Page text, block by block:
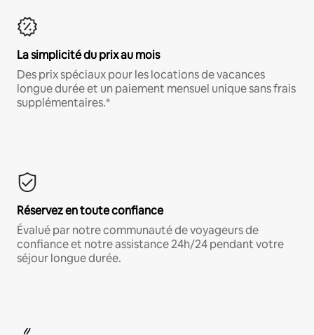
La simplicité du prix au mois
Des prix spéciaux pour les locations de vacances
longue durée et un paiement mensuel unique sans frais
supplémentaires.*
Réservez en toute confiance
Évalué par notre communauté de voyageurs de
confiance et notre assistance 24h/24 pendant votre
séjour longue durée.